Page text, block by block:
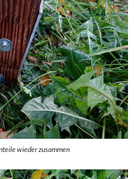
wieder zusammen